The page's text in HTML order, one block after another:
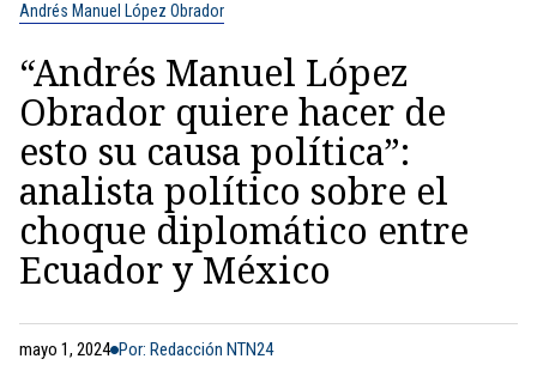
Andrés Manuel López Obrador
“Andrés Manuel López
Obrador quiere hacer de
esto su causa política”:
analista político sobre el
choque diplomático entre
Ecuador y México
mayo 1, 2024 Por: Redacción NTN24